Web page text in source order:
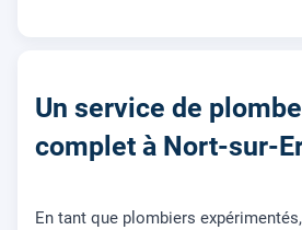
Un service de
complet à Nort-sur-
En tant que plombiers